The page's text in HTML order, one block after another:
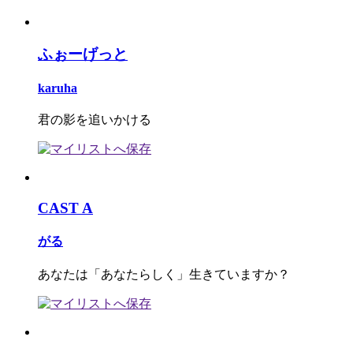
ふぉーげっと
karuha
君の影を追いかける
CAST A
がる
あなたは「あなたらしく」生きていますか？